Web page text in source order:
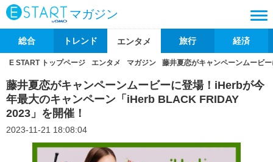
マガジン
総合 トレンド エンタメ 旅行 経済
E START トップページ エンタメ マガジン 藤井夏恋がキャンペーンムービ
藤井夏恋がキャンペーンムービーに登場！iHerbが今
年最⼤のキャンペーン「iHerb BLACK FRIDAY
2023」を開催！
2023-11-21 18:08:04